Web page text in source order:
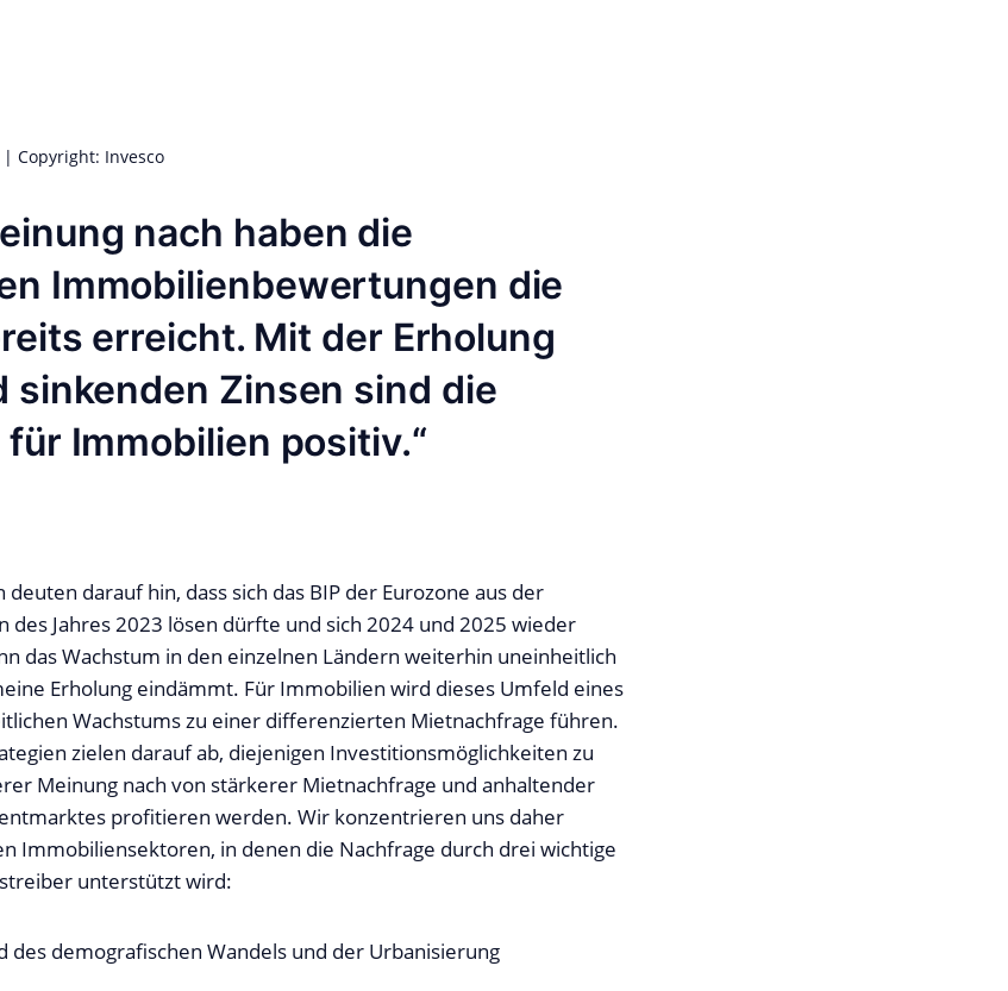
Copyright: Invesco
nach haben die
Immobilienbewertungen die
erreicht. Mit der Erholung
sinkenden Zinsen sind die
Immobilien positiv.
darauf hin, dass sich das BIP der Eurozone aus der
des Jahres 2023 lösen dürfte und sich 2024 und 2025 wieder
das Wachstum in den einzelnen Ländern weiterhin uneinheitlich
Erholung eindämmt. Für Immobilien wird dieses Umfeld eines
Wachstums zu einer differenzierten Mietnachfrage führen.
zielen darauf ab, diejenigen Investitionsmöglichkeiten zu
Meinung nach von stärkerer Mietnachfrage und anhaltender
profitieren werden. Wir konzentrieren uns daher
Immobiliensektoren, in denen die Nachfrage durch drei wichtige
unterstützt wird:
des demografischen Wandels und der Urbanisierung